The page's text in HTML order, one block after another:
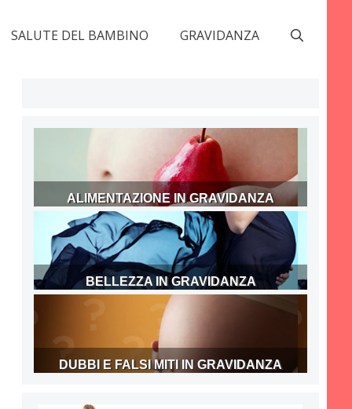
SALUTE DEL BAMBINO GRAVIDANZA
ALIMENTAZIONE IN GRAVIDANZA
BELLEZZA IN GRAVIDANZA
DUBBI E FALSI MITI IN GRAVIDANZA